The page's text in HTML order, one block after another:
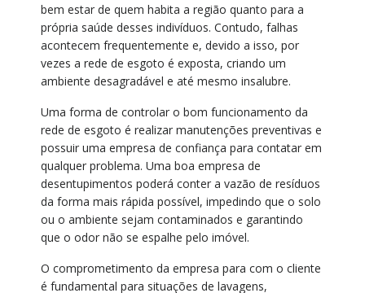
bem estar de quem habita a região quanto para a
própria saúde desses indivíduos. Contudo, falhas
acontecem frequentemente e, devido a isso, por
vezes a rede de esgoto é exposta, criando um
ambiente desagradável e até mesmo insalubre.
Uma forma de controlar o bom funcionamento da
rede de esgoto é realizar manutenções preventivas e
possuir uma empresa de confiança para contatar em
qualquer problema. Uma boa empresa de
desentupimentos poderá conter a vazão de resíduos
da forma mais rápida possível, impedindo que o solo
ou o ambiente sejam contaminados e garantindo
que o odor não se espalhe pelo imóvel.
O comprometimento da empresa para com o cliente
é fundamental para situações de lavagens,